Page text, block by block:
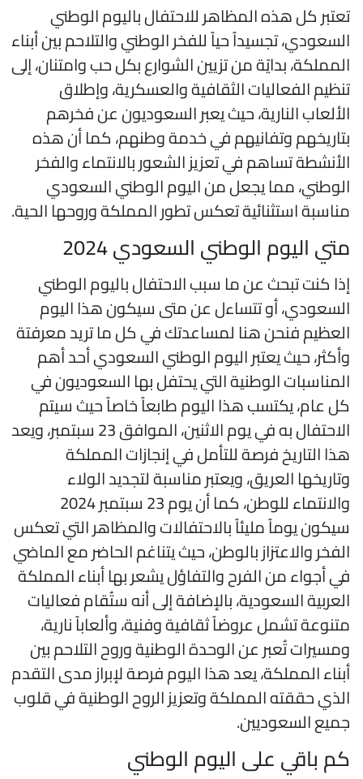
كل هذه المظاهر للاحتفال باليوم الوطني
تجسيداً حياً للفخر الوطني والتلاحم بين أبناء
بدايًة من تزيين الشوارع بكل حب وامتنان، إلى
الفعاليات الثقافية والعسكرية، وإطلاق
النارية، حيث يعبر السعوديون عن فخرهم
وتفانيهم في خدمة وطنهم، كما أن هذه
تساهم في تعزيز الشعور بالانتماء والفخر
مما يجعل من اليوم الوطني السعودي
استثنائية تعكس تطور المملكة وروحها الحية.
اليوم الوطني السعودي 2024
كنت تبحث عن ما سبب الاحتفال باليوم الوطني
أو تتساءل عن متى سيكون هذا اليوم
فنحن هنا لمساعدتك في كل ما تريد معرفتة
حيث يعتبر اليوم الوطني السعودي أحد أهم
الوطنية التي يحتفل بها السعوديون في
عام، يكتسب هذا اليوم طابعاً خاصاً حيث سيتم
الاحتفال به في يوم الاثنين، الموافق 23 سبتمبر، ويعد
التاريخ فرصة للتأمل في إنجازات المملكة
العريق، ويعتبر مناسبة لتجديد الولاء
والانتماء للوطن، كما أن يوم 23 سبتمبر 2024
يوماً مليئاً بالاحتفالات والمظاهر التي تعكس
والاعتزاز بالوطن، حيث يتناغم الحاضر مع الماضي
أجواء من الفرح والتفاؤل يشعر بها أبناء المملكة
السعودية، بالإضافة إلى أنه ستُقام فعاليات
تشمل عروضاً ثقافية وفنية، وألعاباً نارية،
تُعبر عن الوحدة الوطنية وروح التلاحم بين
المملكة، يعد هذا اليوم فرصة لإبراز مدى التقدم
حققته المملكة وتعزيز الروح الوطنية في قلوب
السعوديين.
باقي على اليوم الوطني